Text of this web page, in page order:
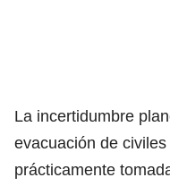
La incertidumbre
evacuación de civiles
prácticamente